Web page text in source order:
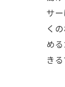
サ
く
め
き